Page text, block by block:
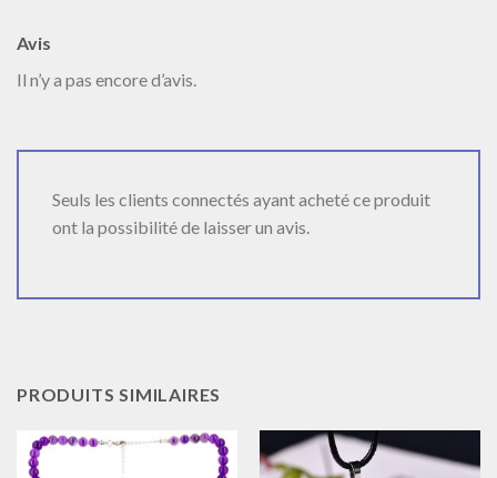
Avis
Il n’y a pas encore d’avis.
Seuls les clients connectés ayant acheté ce produit
ont la possibilité de laisser un avis.
PRODUITS SIMILAIRES